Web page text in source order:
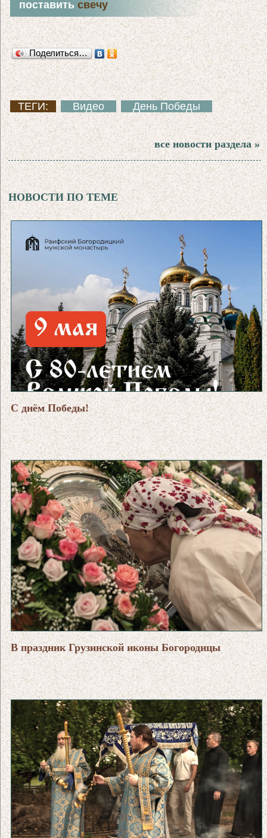
поставитьсвечу
Поделиться…
ТЕГИ: Видео День Победы
все новости раздела »
НОВОСТИ ПО ТЕМЕ
С днём Победы!
В праздник Грузинской иконы Богородицы